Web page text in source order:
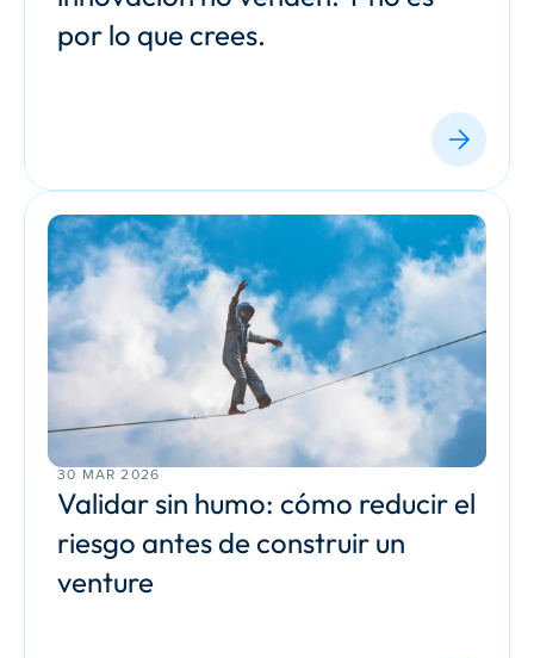
por lo que crees.
30 MAR 2026
Validar sin humo: cómo reducir el
riesgo antes de construir un
venture